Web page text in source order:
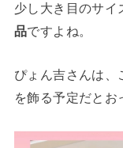
少し大き目のサイ
品ですよね。
ぴょん吉さんは、
を飾る予定だとお